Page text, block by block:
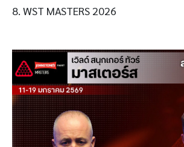
8. WST MASTERS 2026